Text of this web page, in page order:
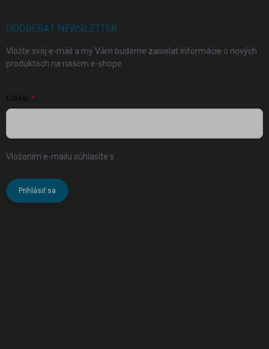
ODOBERAŤ NEWSLETTER
Vložte svoj e-mail a my Vám budeme zasielať informácie o nových
produktoch na našom e-shope.
Vložením e-mailu súhlasíte s
Prihlásiť sa